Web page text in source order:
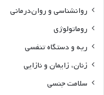
روانشناسی و روان‌درمانی
روماتولوژی
ریه و دستگاه تنفسی
زنان، زایمان و نازایی
سلامت جنسی